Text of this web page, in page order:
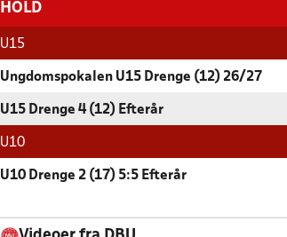
HOLD
U15
Ungdomspokalen U15 Drenge (12) 26/27
U15 Drenge 4 (12) Efterår
U10
U10 Drenge 2 (17) 5:5 Efterår